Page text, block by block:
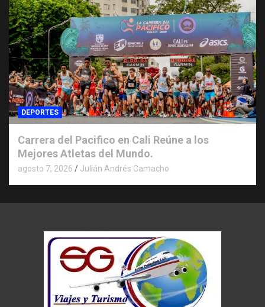
DEPORTES
Carrera del Pacifico en Cali Reúne a los
Mejores Atletas del Mundo.
agosto 7, 2026 Julián Andrés Camacho